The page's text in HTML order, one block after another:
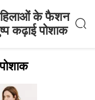
के फैशन
कढ़ाई पोशाक